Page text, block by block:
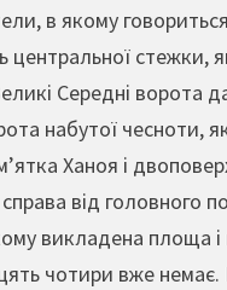
в якому
центральної
Середні ворота
набутої
Ханоя і
справа від
викладена площа
чотири вже